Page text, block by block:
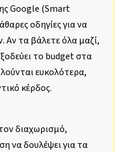
Google (Smart
οδηγίες για να
Αν τα βάλετε όλα μαζί,
το budget στα
ευκολότερα,
κέρδος.
διαχωρισμό,
να δουλέψει για τα